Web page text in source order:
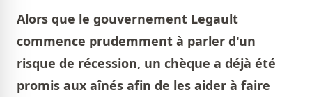
Alors que le gouvernement Legault
commence prudemment à parler d'un
risque de récession, un chèque a déjà été
promis aux aînés afin de les aider à faire